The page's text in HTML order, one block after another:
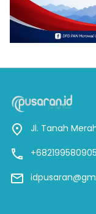
Jl. Tanah
+682199580905